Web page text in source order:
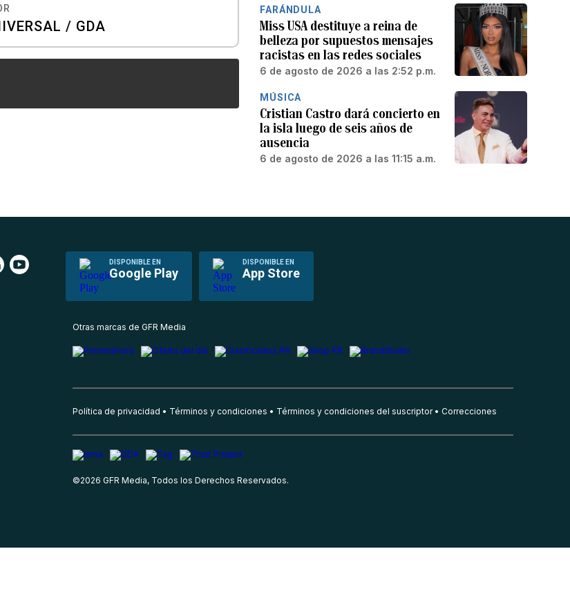
/ GDA
FARÁNDULA
Miss USA destituye a reina de
belleza por supuestos mensajes
racistas en las redes sociales
6 de agosto de 2026 a las 2:52 p.m.
MÚSICA
Cristian Castro dará concierto en
la isla luego de seis años de
ausencia
6 de agosto de 2026 a las 11:15 a.m.
DISPONIBLE EN
Google Play
DISPONIBLE EN
App Store
Otras marcas de GFR Media
Política de privacidad Términos y condiciones Términos y condiciones del suscriptor Correcciones
©2026 GFR Media, Todos los Derechos Reservados.